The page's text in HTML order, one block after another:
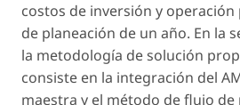
costos de inversión y
de planeación de un año. En la
la metodología de solución
consiste en la integración del
maestra y el método de flujo